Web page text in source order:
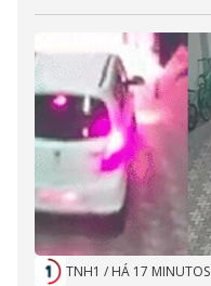
TNH1 / HÁ 17 MINUTOS